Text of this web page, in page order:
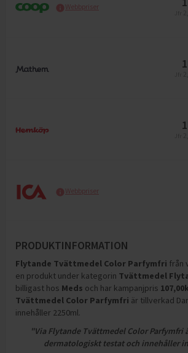
Webbpriser
Webbpriser
PRODUKTINFORMATION
Flytande Tvättmedel Color Parfymfri från
en produkt under kategorin Tvättmedel
billigast hos Meds och har kampanjpris 107,00
Tvättmedel Color Parfymfri är tillverkad
innehåller 2250ml.
"Via Flytande Tvättmedel Color Parfymfri
dermatologiskt testat och innehåller